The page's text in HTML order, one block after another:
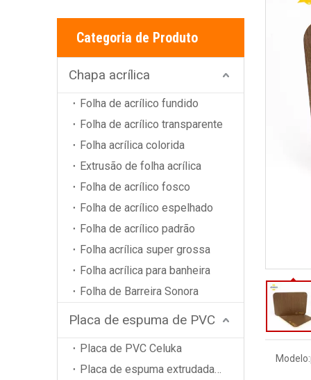
Categoria de Produto
Chapa acrílica
Folha de acrílico fundido
Folha de acrílico transparente
Folha acrílica colorida
Extrusão de folha acrílica
Folha de acrílico fosco
Folha de acrílico espelhado
Folha de acrílico padrão
Folha acrílica super grossa
Folha acrílica para banheira
Folha de Barreira Sonora
Placa de espuma de PVC
Placa de PVC Celuka
Placa de espuma extrudada de PVC
Modelo: